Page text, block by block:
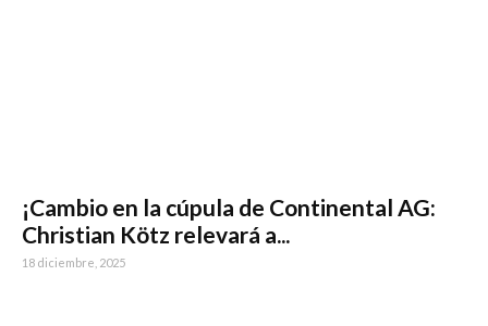
¡Cambio en la cúpula de Continental AG:
Christian Kötz relevará a...
18 diciembre, 2025